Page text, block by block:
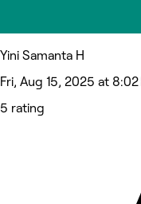
Yini Samanta H
Fri, Aug 15, 2025 at 8:02
5 rating